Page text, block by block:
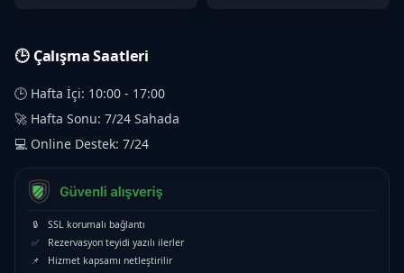
🕒 Çalışma Saatleri
🕒 Hafta İçi: 10:00 - 17:00
🚀 Hafta Sonu: 7/24 Sahada
💻 Online Destek: 7/24
🔒
SSL korumalı bağlantı
✅
Rezervasyon teyidi yazılı ilerler
📌
Hizmet kapsamı netleştirilir